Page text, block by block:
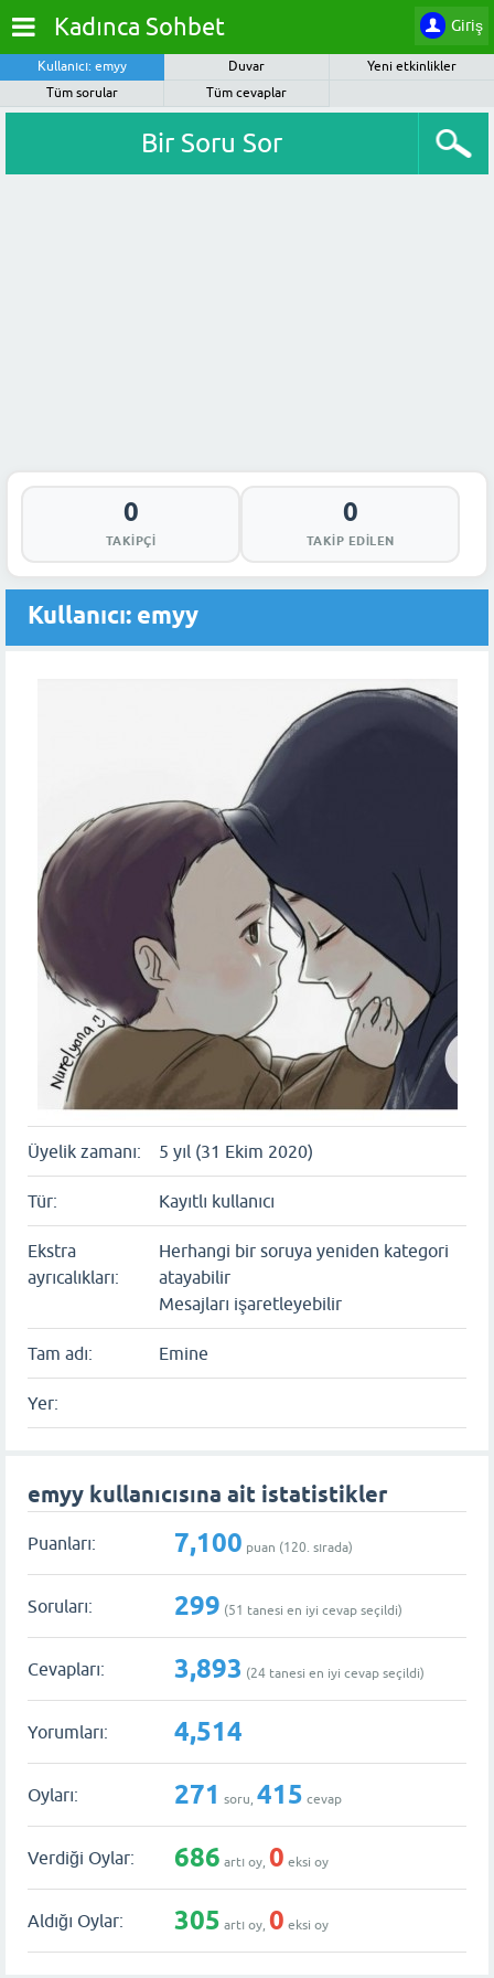
Giriş
Kadınca Sohbet
Kullanıcı: emyy Duvar
Yeni etkinlikler
Tüm sorular
Tüm cevaplar
Bir Soru Sor
0
TAKIPÇI
0
TAKIP EDILEN
Kullanıcı: emyy
Üyelik zamanı: 5 yıl (31 Ekim 2020)
Tür: Kayıtlı kullanıcı
Ekstra
ayrıcalıkları:
Herhangi bir soruya yeniden kategori
atayabilir
Mesajları işaretleyebilir
Tam adı: Emine
Yer:
emyy kullanıcısına ait istatistikler
Puanları: 7,100 puan (120. sırada)
Soruları: 299 (51 tanesi en iyi cevap seçildi)
Cevapları: 3,893 (24 tanesi en iyi cevap seçildi)
Yorumları: 4,514
Oyları: 271 soru, 415 cevap
Verdiği Oylar: 686 artı oy, 0 eksi oy
Aldığı Oylar: 305 artı oy, 0 eksi oy